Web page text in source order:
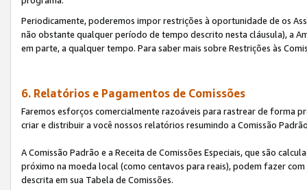
Periodicamente, poderemos impor restrições à oportunidade de os
não obstante qualquer período de tempo descrito nesta cláusula), a
em parte, a qualquer tempo. Para saber mais sobre Restrições às
6. Relatórios e Pagamentos de Comissões
Faremos esforços comercialmente razoáveis para rastrear de forma
criar e distribuir a você nossos relatórios resumindo a Comissão
A Comissão Padrão e a Receita de Comissões Especiais, que são
próximo na moeda local (como centavos para reais), podem fazer
descrita em sua Tabela de Comissões.